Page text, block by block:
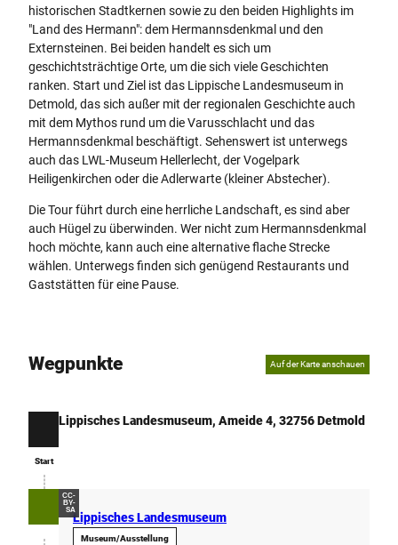
historischen Stadtkernen sowie zu den beiden Highlights im
"Land des Hermann": dem Hermannsdenkmal und den
Externsteinen. Bei beiden handelt es sich um
geschichtsträchtige Orte, um die sich viele Geschichten
ranken. Start und Ziel ist das Lippische Landesmuseum in
Detmold, das sich außer mit der regionalen Geschichte auch
mit dem Mythos rund um die Varusschlacht und das
Hermannsdenkmal beschäftigt. Sehenswert ist unterwegs
auch das LWL-Museum Hellerlecht, der Vogelpark
Heiligenkirchen oder die Adlerwarte (kleiner Abstecher).
Die Tour führt durch eine herrliche Landschaft, es sind aber
auch Hügel zu überwinden. Wer nicht zum Hermannsdenkmal
hoch möchte, kann auch eine alternative flache Strecke
wählen. Unterwegs finden sich genügend Restaurants und
Gaststätten für eine Pause.
Wegpunkte Auf der Karte anschauen
Start
Lippisches Landesmuseum, Ameide 4, 32756 Detmold
CC-
BY-
SA
Lippisches Landesmuseum
Museum/Ausstellung